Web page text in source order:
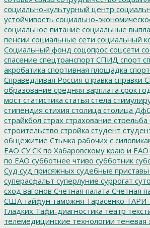
социально-культурный центр
устойчивость социально-
социальное питание социальные
пенсии социальные сети социальный
Социальный фонд соцопрос соцсети
спасение спецтранспорт СПИД спорт
акробатика спортивная площадка
Справедливая Россия справка справки
образование средняя зарплата срок
мост статистика статья стела
стипендия стихия столица столица
страйкбол страх страхование стрельба
строительство стройка студент
общежитие Стычка рабочих с
ЕАО СУ СК по Хабаровскому краю и ЕАО
по ЕАО субботнее чтиво субботник
Суд суд присяжных судебные приставы
суперасфальт суперлуние суррогат
сход вагонов Счетная палата Счетная
США тайфун таможня Тарасенко ТАРИ
Гладких Тафи-диагностика театр
телемедицинские технологии теневая